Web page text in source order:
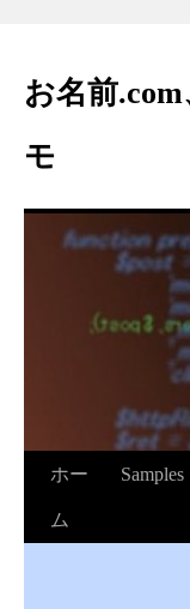
お名前
モ
ホー
ム
Samples